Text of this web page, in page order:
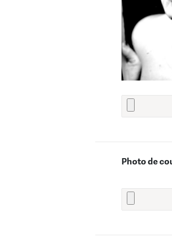
Photo de